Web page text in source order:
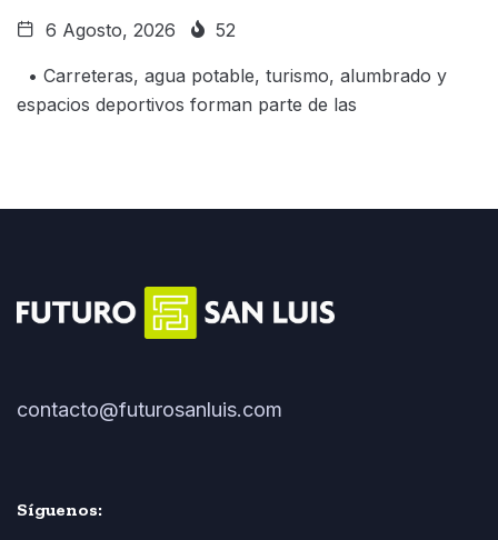
6 Agosto, 2026 52
• Carreteras, agua potable, turismo, alumbrado y
espacios deportivos forman parte de las
contacto@futurosanluis.com
Síguenos: